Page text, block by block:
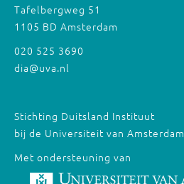
Tafelbergweg 51
1105 BD Amsterdam
020 525 3690
dia@uva.nl
Stichting Duitsland Instituut
bij de Universiteit van Amsterdam
Met ondersteuning van